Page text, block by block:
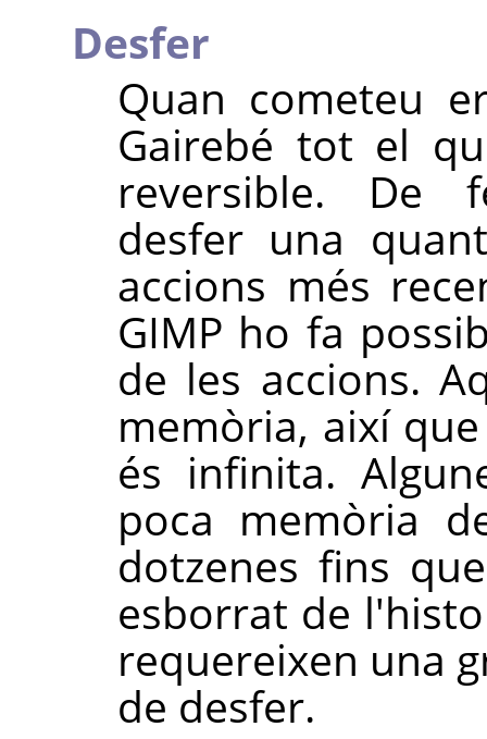
Desfer
Quan cometeu
Gairebé tot el
reversible. De
desfer una
accions més
GIMP ho fa
de les accions.
memòria, així
és infinita.
poca memòria
dotzenes fins
esborrat de
requereixen una
de desfer.